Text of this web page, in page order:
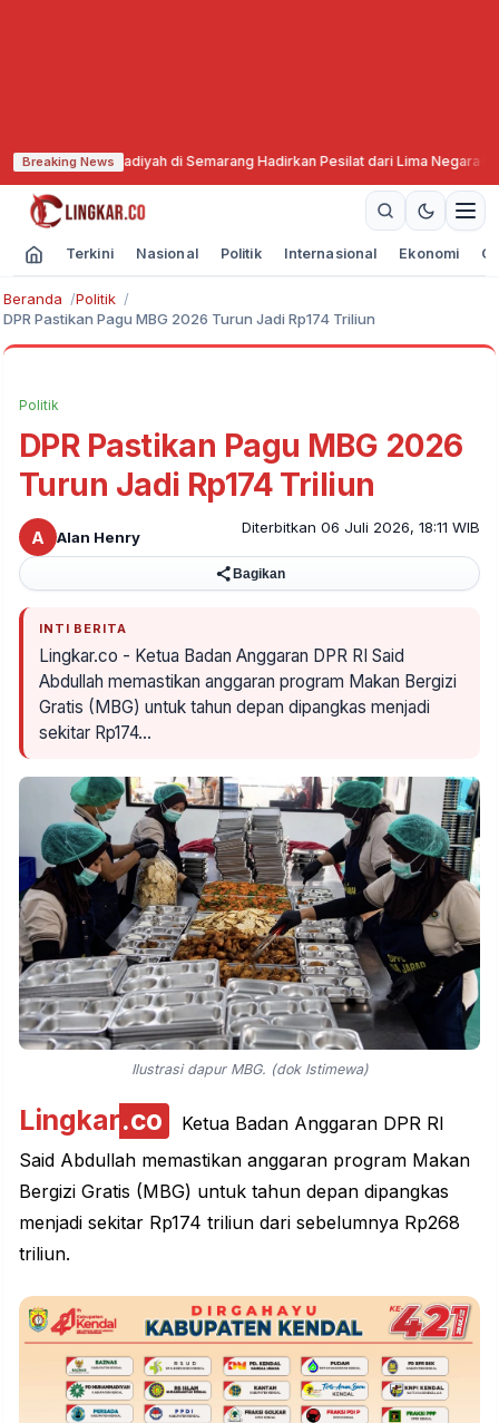
Breaking Newsdi Semarang Hadirkan Pesilat dari Lima Negara·Komisi X
Terkini Nasional Politik Internasional Ekonomi
Beranda
Politik
DPR Pastikan Pagu MBG 2026 Turun Jadi Rp174 Triliun
Politik
DPR Pastikan Pagu MBG 2026
Turun Jadi Rp174 Triliun
A Alan Henry
Diterbitkan 06 Juli 2026, 18:11 WIB
Bagikan
INTI BERITA
Lingkar.co - Ketua Badan Anggaran DPR RI Said
Abdullah memastikan anggaran program Makan Bergizi
Gratis (MBG) untuk tahun depan dipangkas menjadi
sekitar Rp174…
Ilustrasi dapur MBG. (dok Istimewa)
Lingkar.co
Ketua Badan Anggaran DPR RI
Said Abdullah memastikan anggaran program Makan
Bergizi Gratis (MBG) untuk tahun depan dipangkas
menjadi sekitar Rp174 triliun dari sebelumnya Rp268
triliun.